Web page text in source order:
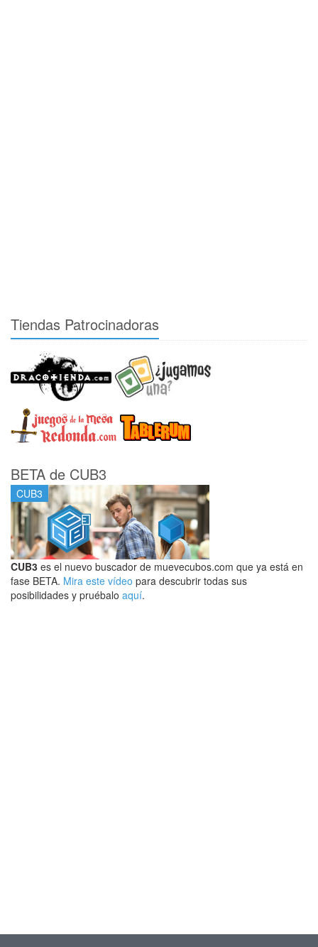
Tiendas Patrocinadoras
BETA de CUB3
CUB3
CUB3 es el nuevo buscador de muevecubos.com que ya está en
fase BETA. Mira este vídeo para descubrir todas sus
posibilidades y pruébalo aquí.